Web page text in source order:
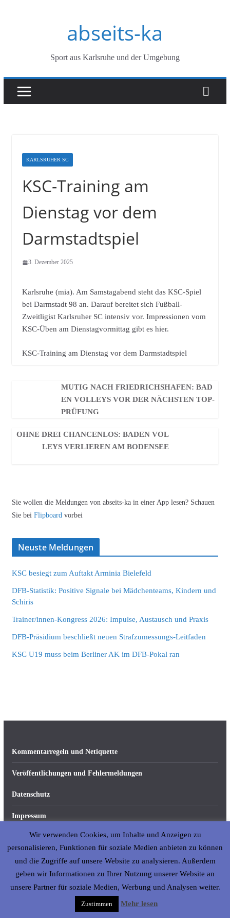
abseits-ka
Sport aus Karlsruhe und der Umgebung
KARLSRUHER SC
KSC-Training am
Dienstag vor dem
Darmstadtspiel
3. Dezember 2025
Karlsruhe (mia). Am Samstagabend steht das KSC-Spiel
bei Darmstadt 98 an. Darauf bereitet sich Fußball-
Zweitligist Karlsruher SC intensiv vor. Impressionen vom
KSC-Üben am Dienstagvormittag gibt es hier.
KSC-Training am Dienstag vor dem Darmstadtspiel
MUTIG NACH FRIEDRICHSHAFEN: BAD
EN VOLLEYS VOR DER NÄCHSTEN TOP-
PRÜFUNG
OHNE DREI CHANCENLOS: BADEN VOL
LEYS VERLIEREN AM BODENSEE
Sie wollen die Meldungen von abseits-ka in einer App lesen? Schauen
Sie bei Flipboard vorbei
Neuste Meldungen
KSC besiegt zum Auftakt Arminia Bielefeld
DFB-Statistik: Positive Signale bei Mädchenteams, Kindern und
Schiris
Trainer/innen-Kongress 2026: Impulse, Austausch und Praxis
DFB-Präsidium beschließt neuen Strafzumessungs-Leitfaden
KSC U19 muss beim Berliner AK im DFB-Pokal ran
Kommentarregeln und Netiquette
Veröffentlichungen und Fehlermeldungen
Datenschutz
Impressum
Über abseits-ka.de
Copyright © 2026abseits-ka. All rights reserved.
Wir verwenden Cookies, um Inhalte und Anzeigen zu
personalisieren, Funktionen für soziale Medien anbieten zu können
und die Zugriffe auf unsere Website zu analysieren. Außerdem
geben wir Informationen zu Ihrer Nutzung unserer Website an
unsere Partner für soziale Medien, Werbung und Analysen weiter.
Zustimmen Mehr lesen